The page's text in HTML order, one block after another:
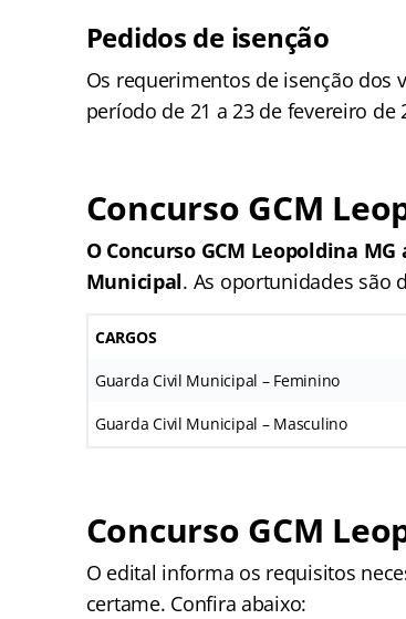
Pedidos de isenção
Os requerimentos de isenção dos
período de 21 a 23 de fevereiro de
Concurso GCM
O Concurso GCM Leopoldina
Municipal. As oportunidades são
CARGOS
Guarda Civil Municipal – Feminino
Guarda Civil Municipal – Masculino
Concurso GCM
O edital informa os requisitos
certame. Confira abaixo: